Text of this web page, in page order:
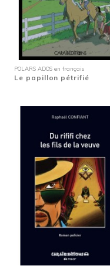
POLARS ADOS en français
Le papillon pétrifié